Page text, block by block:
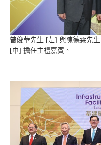
曾俊華先生 [左] 與陳德霖先
[中] 擔任主禮嘉賓。